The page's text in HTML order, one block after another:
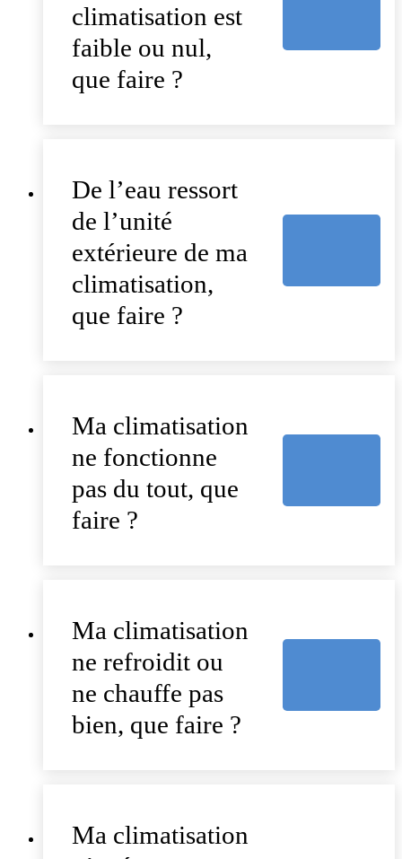
climatisation est
faible ou nul,
que faire ?
De l’eau ressort
de l’unité
extérieure de ma
climatisation,
que faire ?
Ma climatisation
ne fonctionne
pas du tout, que
faire ?
Ma climatisation
ne refroidit ou
ne chauffe pas
bien, que faire ?
Ma climatisation